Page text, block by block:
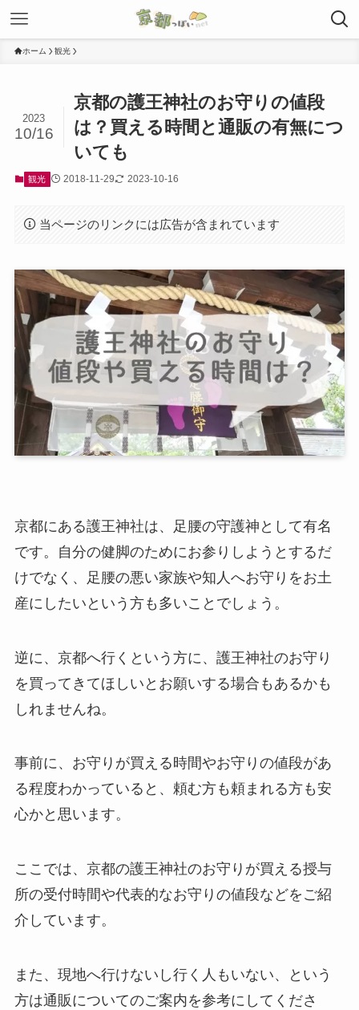
ホーム 観光
京都の護王神社のお守りの値段
は？買える時間と通販の有無につ
いても
2023
10/16
観光 2018-11-29 2023-10-16
当ページのリンクには広告が含まれています
京都にある護王神社は、足腰の守護神として有名
です。自分の健脚のためにお参りしようとするだ
けでなく、足腰の悪い家族や知人へお守りをお土
産にしたいという方も多いことでしょう。
逆に、京都へ行くという方に、護王神社のお守り
を買ってきてほしいとお願いする場合もあるかも
しれませんね。
事前に、お守りが買える時間やお守りの値段があ
る程度わかっていると、頼む方も頼まれる方も安
心かと思います。
ここでは、京都の護王神社のお守りが買える授与
所の受付時間や代表的なお守りの値段などをご紹
介しています。
また、現地へ行けないし行く人もいない、という
方は通販についてのご案内を参考にしてくださ